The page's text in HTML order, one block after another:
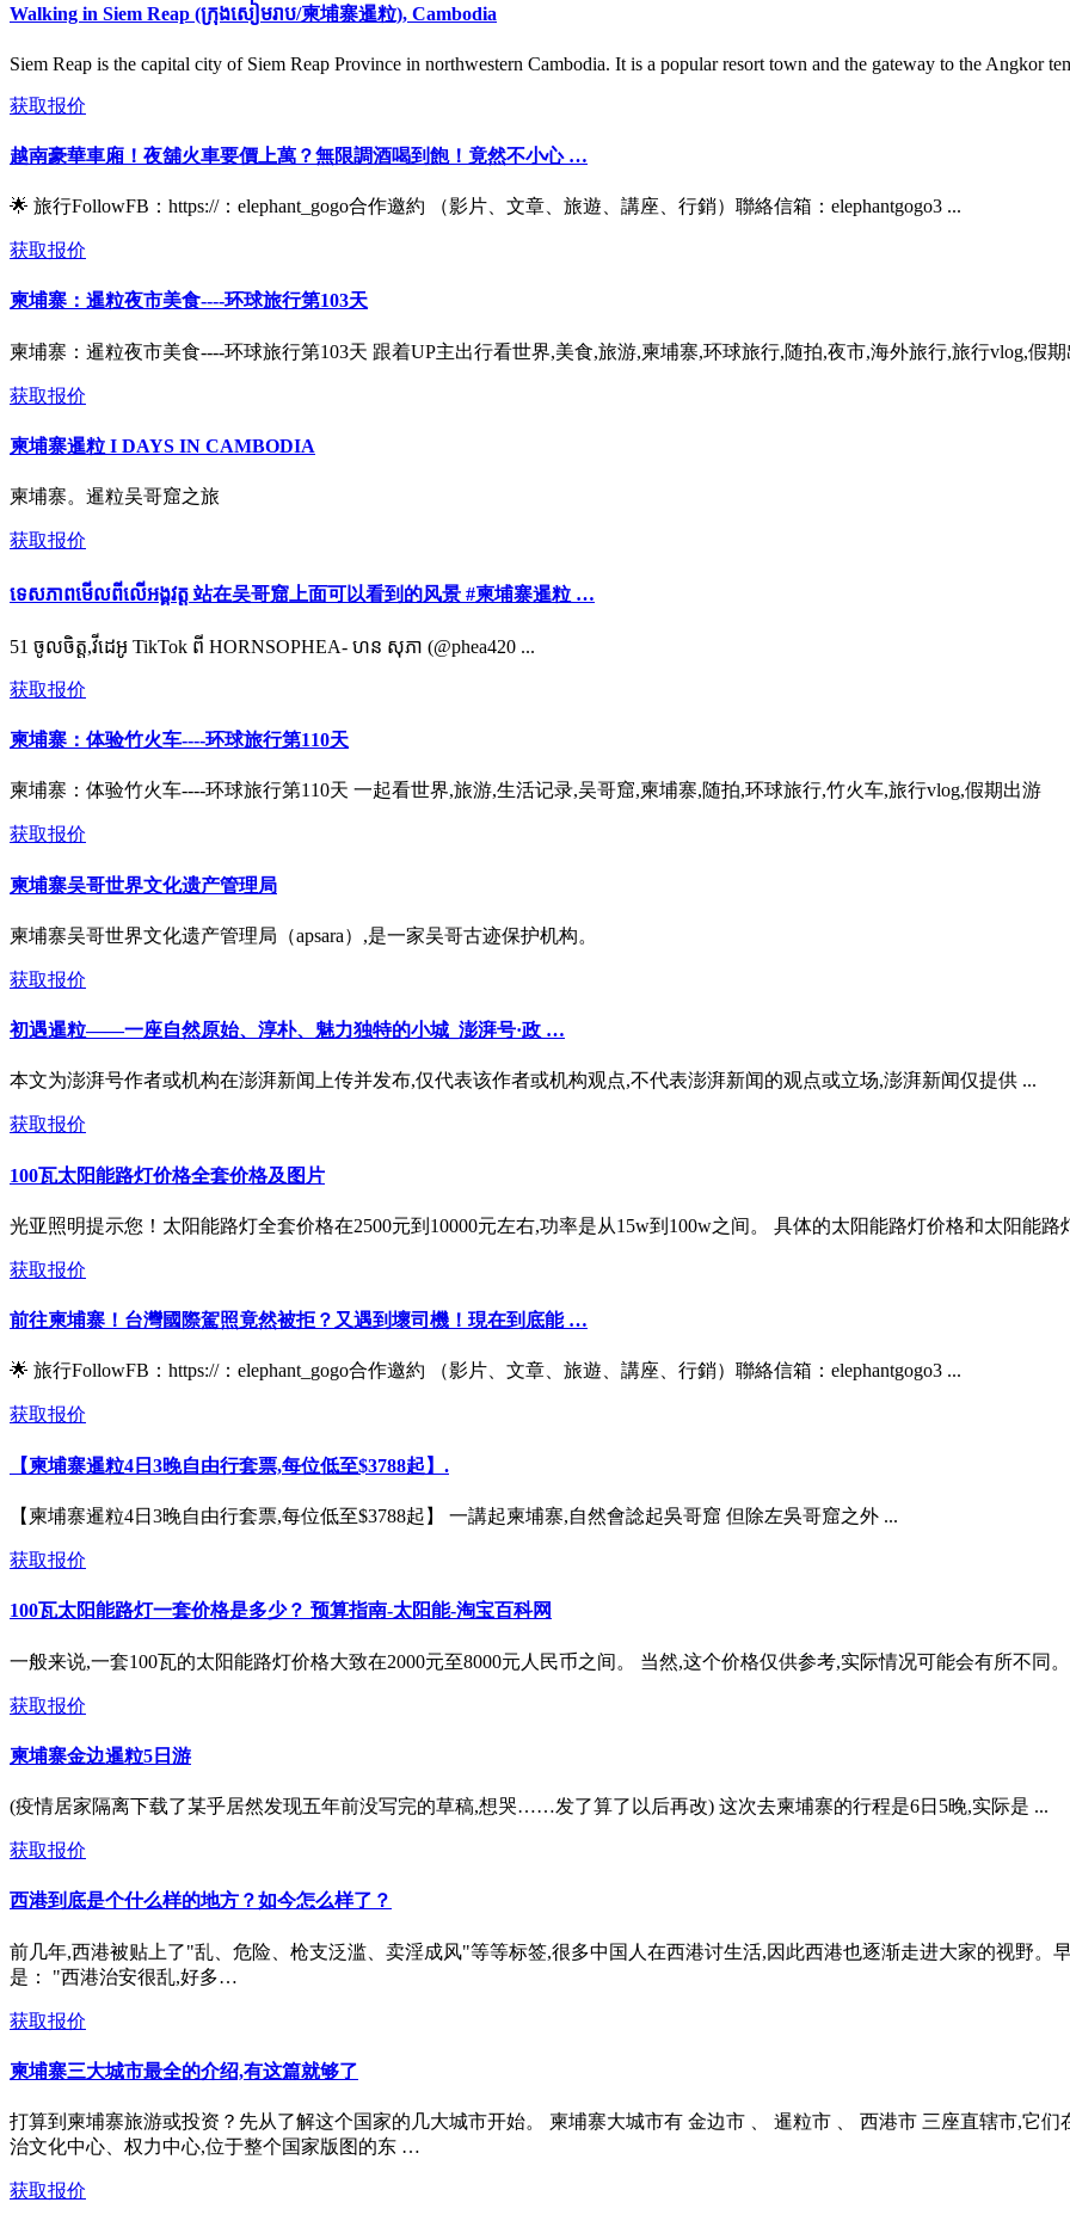
Walking in Siem Reap (ក្រុងសៀមរាប/柬埔寨暹粒), Cambodia
Siem Reap is the capital city of Siem Reap Province in northwestern Cambodia. It is a popular resort town and the gateway to the Angkor
获取报价
越南豪華車廂！夜舖火車要價上萬？無限調酒喝到飽！竟然不小心 …
🌟 旅行FollowFB：https://：elephant_gogo合作邀約 （影片、文章、旅遊、講座、行銷）聯絡信箱：elephantgogo3 ...
获取报价
柬埔寨：暹粒夜市美食----环球旅行第103天
柬埔寨：暹粒夜市美食----环球旅行第103天 跟着UP主出行看世界,美食,旅游,柬埔寨,环球旅行,随拍,夜市,海外旅行,旅行vlog,假
获取报价
柬埔寨暹粒 I DAYS IN CAMBODIA
柬埔寨。暹粒吴哥窟之旅
获取报价
ទេសភាពមើលពីលើអង្គវត្ដ 站在吴哥窟上面可以看到的风景 #柬埔寨暹粒 …
51 ចូលចិត្ត,វីដេអូ TikTok ពី HORNSOPHEA- ហន សុភា (@phea420 ...
获取报价
柬埔寨：体验竹火车----环球旅行第110天
柬埔寨：体验竹火车----环球旅行第110天 一起看世界,旅游,生活记录,吴哥窟,柬埔寨,随拍,环球旅行,竹火车,旅行vlog,假期出游
获取报价
柬埔寨吴哥世界文化遗产管理局
柬埔寨吴哥世界文化遗产管理局（apsara）,是一家吴哥古迹保护机构。
获取报价
初遇暹粒——一座自然原始、淳朴、魅力独特的小城_澎湃号·政 …
本文为澎湃号作者或机构在澎湃新闻上传并发布,仅代表该作者或机构观点,不代表澎湃新闻的观点或立场,澎湃新闻仅提供 ...
获取报价
100瓦太阳能路灯价格全套价格及图片
光亚照明提示您！太阳能路灯全套价格在2500元到10000元左右,功率是从15w到100w之间。 具体的太阳能路灯价格和太阳能
获取报价
前往柬埔寨！台灣國際駕照竟然被拒？又遇到壞司機！現在到底能 …
🌟 旅行FollowFB：https://：elephant_gogo合作邀約 （影片、文章、旅遊、講座、行銷）聯絡信箱：elephantgogo3 ...
获取报价
【柬埔寨暹粒4日3晚自由行套票,每位低至$3788起】.
【柬埔寨暹粒4日3晚自由行套票,每位低至$3788起】 一講起柬埔寨,自然會諗起吳哥窟 但除左吳哥窟之外 ...
获取报价
100瓦太阳能路灯一套价格是多少？ 预算指南-太阳能-淘宝百科网
一般来说,一套100瓦的太阳能路灯价格大致在2000元至8000元人民币之间。 当然,这个价格仅供参考,实际情况可能会有所不同
获取报价
柬埔寨金边暹粒5日游
(疫情居家隔离下载了某乎居然发现五年前没写完的草稿,想哭……发了算了以后再改) 这次去柬埔寨的行程是6日5晚,实际是 ...
获取报价
西港到底是个什么样的地方？如今怎么样了？
前几年,西港被贴上了"乱、危险、枪支泛滥、卖淫成风"等等标签,很多中国人在西港讨生活,因此西港也逐渐走进大家的视野。
是： "西港治安很乱,好多…
获取报价
柬埔寨三大城市最全的介绍,有这篇就够了
打算到柬埔寨旅游或投资？先从了解这个国家的几大城市开始。 柬埔寨大城市有 金边市 、 暹粒市 、 西港市 三座直辖市,它
治文化中心、权力中心,位于整个国家版图的东 …
获取报价